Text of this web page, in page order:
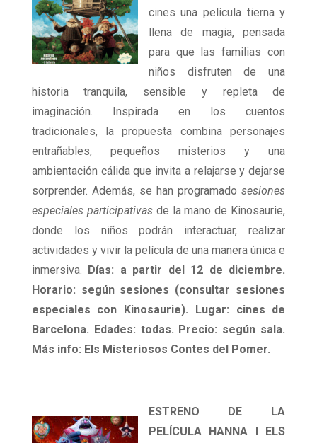
cines una película tierna y
llena de magia, pensada
para que las familias con
niños disfruten de una
historia tranquila, sensible y repleta de
imaginación. Inspirada en los cuentos
tradicionales, la propuesta combina personajes
entrañables, pequeños misterios y una
ambientación cálida que invita a relajarse y dejarse
sorprender. Además, se han programadosesiones
especiales participativasde la mano de Kinosaurie,
donde los niños podrán interactuar, realizar
actividades y vivir la película de una manera única e
inmersiva. Días: a partir del 12 de diciembre.
Horario: según sesiones (consultar sesiones
especiales con Kinosaurie). Lugar: cines de
Barcelona. Edades: todas. Precio: según sala.
Más info: Els Misteriosos Contes del Pomer.
ESTRENO DE LA
PELÍCULA HANNA I ELS